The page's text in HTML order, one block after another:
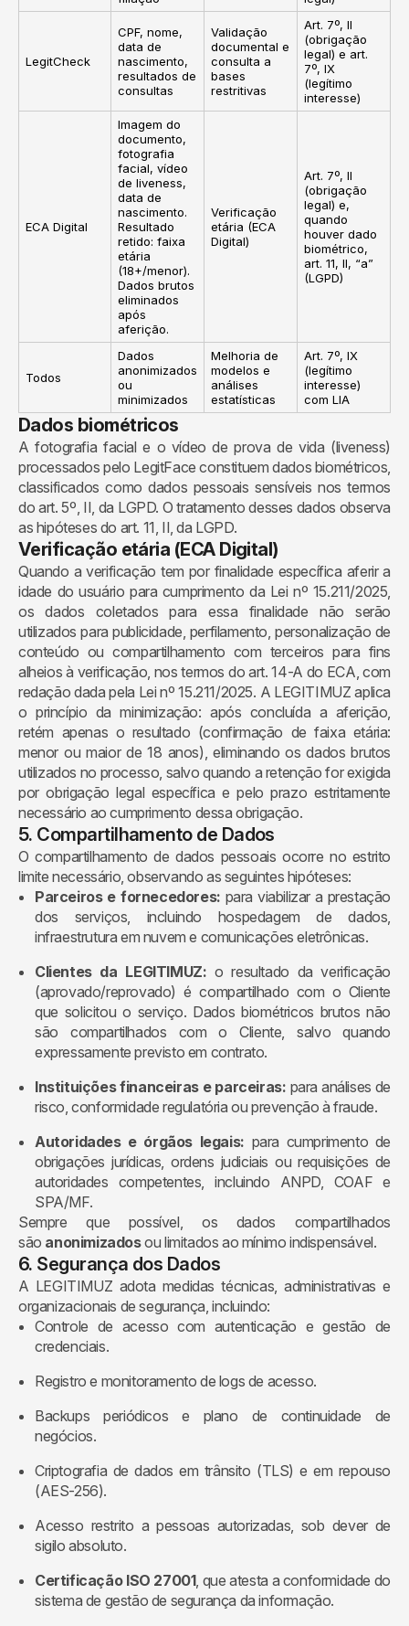
LegitCheck
CPF, nome,
data de
nascimento,
resultados de
consultas
Validação
documental e
consulta a
bases
restritivas
Art. 7º, II
(obrigação
legal) e art.
7º, IX
(legítimo
interesse)
ECA Digital
Imagem do
documento,
fotografia
facial, vídeo
de liveness,
data de
nascimento.
Resultado
retido: faixa
etária
(18+/menor).
Dados brutos
eliminados
após
aferição.
Verificação
etária (ECA
Digital)
Art. 7º, II
(obrigação
legal) e,
quando
houver dado
biométrico,
art. 11, II, “a”
(LGPD)
Todos
Dados
anonimizados
ou
minimizados
Melhoria de
modelos e
análises
estatísticas
Art. 7º, IX
(legítimo
interesse)
com LIA
Dados biométricos
A fotografia facial e o vídeo de prova de vida (liveness)
processados pelo LegitFace constituem dados biométricos,
classificados como dados pessoais sensíveis nos termos
do art. 5º, II, da LGPD. O tratamento desses dados observa
as hipóteses do art. 11, II, da LGPD.
Verificação etária (ECA Digital)
Quando a verificação tem por finalidade específica aferir a
idade do usuário para cumprimento da Lei nº 15.211/2025,
os dados coletados para essa finalidade não serão
utilizados para publicidade, perfilamento, personalização de
conteúdo ou compartilhamento com terceiros para fins
alheios à verificação, nos termos do art. 14-A do ECA, com
redação dada pela Lei nº 15.211/2025. A LEGITIMUZ aplica
o princípio da minimização: após concluída a aferição,
retém apenas o resultado (confirmação de faixa etária:
menor ou maior de 18 anos), eliminando os dados brutos
utilizados no processo, salvo quando a retenção for exigida
por obrigação legal específica e pelo prazo estritamente
necessário ao cumprimento dessa obrigação.
5. Compartilhamento de Dados
O compartilhamento de dados pessoais ocorre no estrito
limite necessário, observando as seguintes hipóteses:
Parceiros e fornecedores: para viabilizar a prestação
dos serviços, incluindo hospedagem de dados,
infraestrutura em nuvem e comunicações eletrônicas.
Clientes da LEGITIMUZ: o resultado da verificação
(aprovado/reprovado) é compartilhado com o Cliente
que solicitou o serviço. Dados biométricos brutos não
são compartilhados com o Cliente, salvo quando
expressamente previsto em contrato.
Instituições financeiras e parceiras: para análises de
risco, conformidade regulatória ou prevenção à fraude.
Autoridades e órgãos legais: para cumprimento de
obrigações jurídicas, ordens judiciais ou requisições de
autoridades competentes, incluindo ANPD, COAF e
SPA/MF.
Sempre que possível, os dados compartilhados
são anonimizadosou limitados ao mínimo indispensável.
6. Segurança dos Dados
A LEGITIMUZ adota medidas técnicas, administrativas e
organizacionais de segurança, incluindo:
Controle de acesso com autenticação e gestão de
credenciais.
Registro e monitoramento de logs de acesso.
Backups periódicos e plano de continuidade de
negócios.
Criptografia de dados em trânsito (TLS) e em repouso
(AES-256).
Acesso restrito a pessoas autorizadas, sob dever de
sigilo absoluto.
Certificação ISO 27001, que atesta a conformidade do
sistema de gestão de segurança da informação.